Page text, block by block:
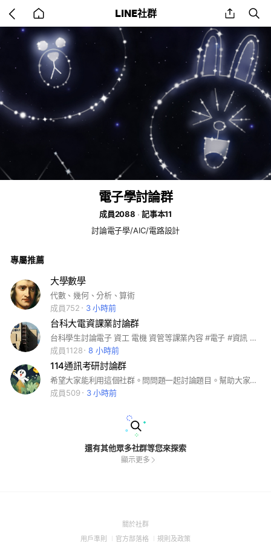
back
to
home
LINE社群 share
電子學討論群
成員2088
記事本11
討論電子學/AIC/電路設計
專屬推薦
大學數學
代數、幾何、分析、算術
成員752
3 小時前
台科大電資課業討論群
台科學生討論電子 資工 電機 資管等課業內容 #電子 #資訊 #資工 #電資 #電子工程 #資訊工程 #資訊管理 #電機工程 #電機
成員1128
8 小時前
114通訊考研討論群
希望大家能利用這個社群。問問題一起討論題目。幫助大家有效率的學習
成員509
3 小時前
還有其他眾多社群等您來探索
顯示更多
關於社群(Open
用戶準則 (Open
官方部落格 (Open
規則及政策(Open